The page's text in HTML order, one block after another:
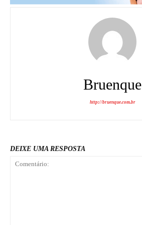
Bruenque
http://bruenque.com.br
DEIXE UMA RESPOSTA